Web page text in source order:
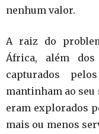
nenhum valor.
A raiz do
África, além
capturados
mantinham ao seu
eram explorados
mais ou menos